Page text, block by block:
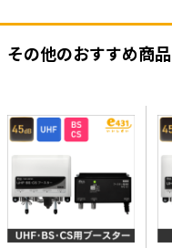
その他のおすすめ商品